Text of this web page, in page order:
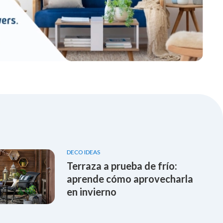
DECO IDEAS
Terraza a prueba de frío:
aprende cómo aprovecharla
en invierno